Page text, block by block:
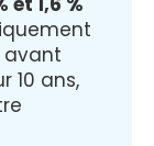
avant
10 ans,